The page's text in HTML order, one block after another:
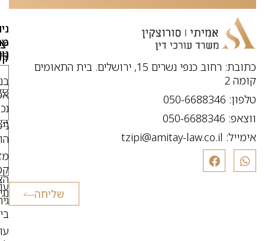
כתובת: רחוב כנפי נשרים 15, ירושלים. בית התאומים
קומה 2
טלפון: 050-6688346
ווצאפ: 050-6688346
אימייל: tzipi@amitay-law.co.il
שליחה